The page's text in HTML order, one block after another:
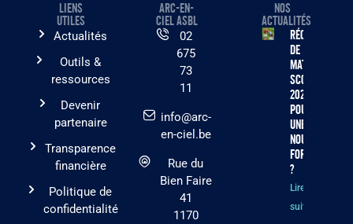
LIENS
UTILES
Actualités
Outils &
ressources
Devenir
partenaire
Transparence
financière
Politique de
confidentialité
ARC-EN-
CIEL ASBL
02
675
73
11
info@arc-
en-ciel.be
Rue du
Bien Faire
41
1170
NOS
ACTUALITÉS
Récolte
de
matériel
scolaire
2026 :
pourquoi
une
nouvelle
formule
?
Lire la
suite »